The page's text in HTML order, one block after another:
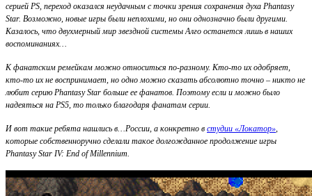
серией PS, переход оказался неудачным с точки зрения сохранения духа Phantasy
Star. Возможно, новые игры были неплохими, но они однозначно были другими.
Казалось, что двухмерный мир звездной системы Алго останется лишь в наших
воспоминаниях…
К фанатским ремейкам можно относиться по-разному. Кто-то их одобряет,
кто-то их не воспринимает, но одно можно сказать абсолютно точно – никто не
любит серию Phantasy Star больше ее фанатов. Поэтому если и можно было
надеяться на PS5, то только благодаря фанатам серии.
И вот такие ребята нашлись в…России, а конкретно в студии «Локатор»,
которые собственноручно сделали такое долгожданное продолжение игры
Phantasy Star IV: End of Millennium.